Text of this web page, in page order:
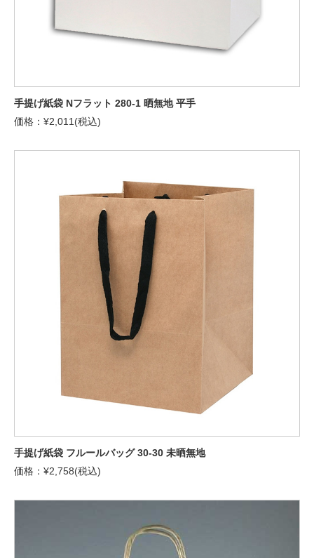
手提げ紙袋 Nフラット 280-1 晒無地 平手
価格：¥2,011(税込)
手提げ紙袋 フルールバッグ 30-30 未晒無地
価格：¥2,758(税込)